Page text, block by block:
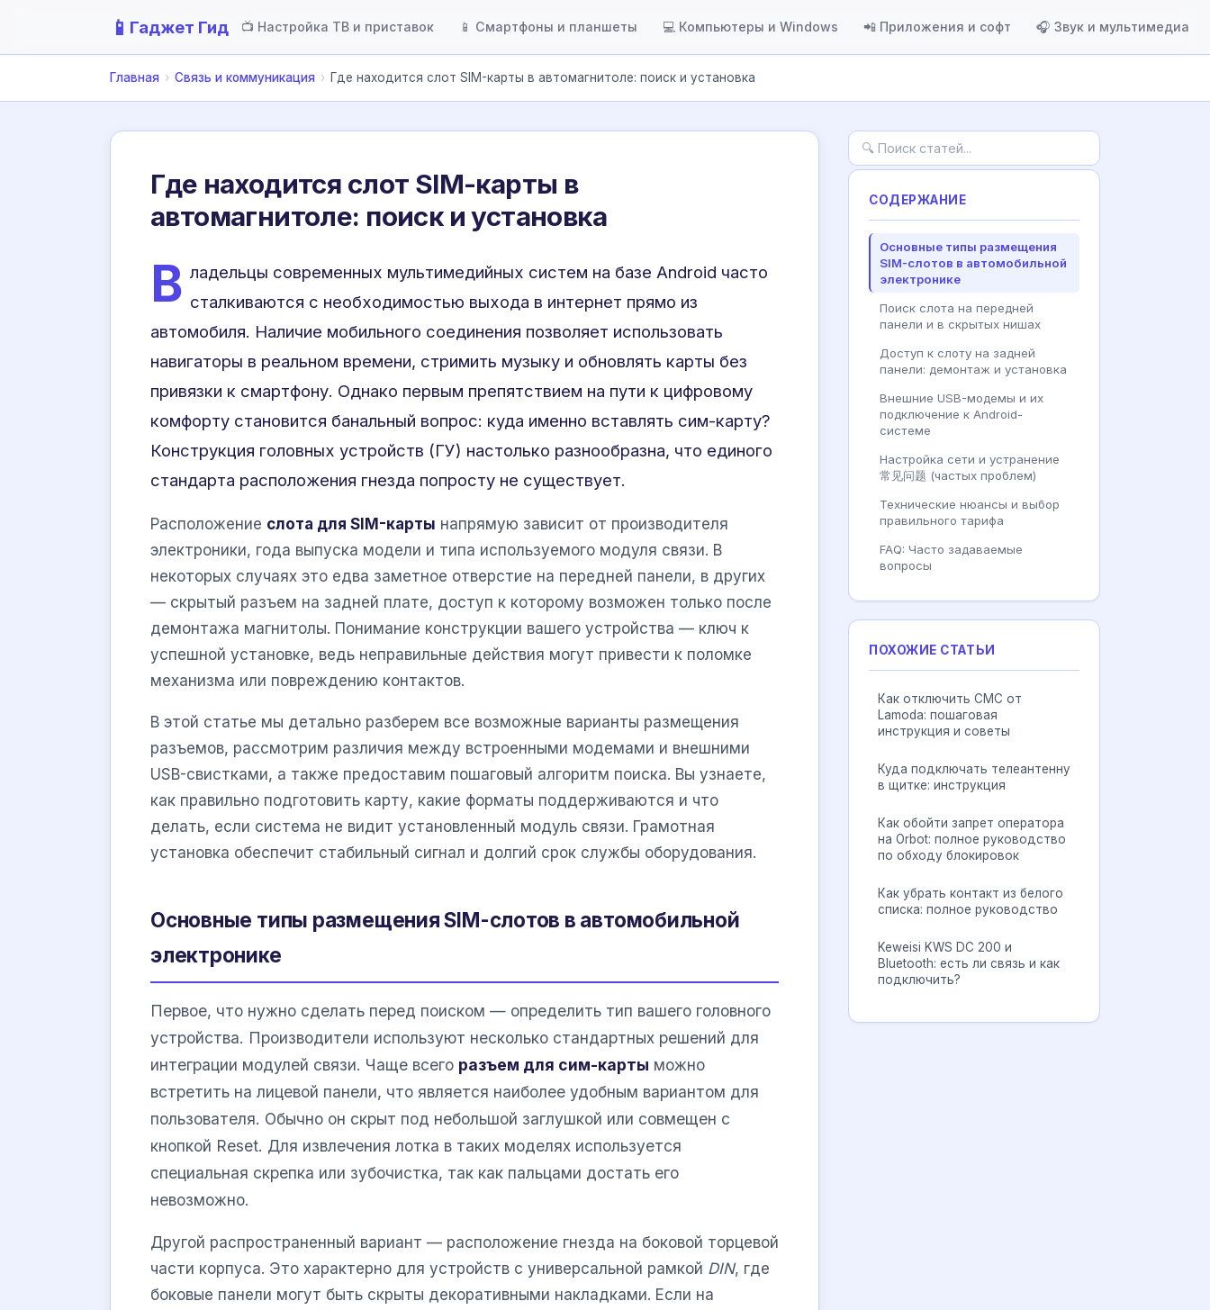
📱 Гаджет Гид 📺 Настройка ТВ и приставок 📱 Смартфоны и планшеты 💻 Компьютеры и Windows 📲 Приложения и софт 🎧 Звук и мультимедиа
Главная › Связь и коммуникация › Где находится слот SIM-карты в автомагнитоле: поиск и установка
Где находится слот SIM-карты в
автомагнитоле: поиск и установка
В ладельцы современных мультимедийных систем на базе Android часто
сталкиваются с необходимостью выхода в интернет прямо из
автомобиля. Наличие мобильного соединения позволяет использовать
навигаторы в реальном времени, стримить музыку и обновлять карты без
привязки к смартфону. Однако первым препятствием на пути к цифровому
комфорту становится банальный вопрос: куда именно вставлять сим-карту?
Конструкция головных устройств (ГУ) настолько разнообразна, что единого
стандарта расположения гнезда попросту не существует.
Расположение слота для SIM-карты напрямую зависит от производителя
электроники, года выпуска модели и типа используемого модуля связи. В
некоторых случаях это едва заметное отверстие на передней панели, в других
— скрытый разъем на задней плате, доступ к которому возможен только после
демонтажа магнитолы. Понимание конструкции вашего устройства — ключ к
успешной установке, ведь неправильные действия могут привести к поломке
механизма или повреждению контактов.
В этой статье мы детально разберем все возможные варианты размещения
разъемов, рассмотрим различия между встроенными модемами и внешними
USB-свистками, а также предоставим пошаговый алгоритм поиска. Вы узнаете,
как правильно подготовить карту, какие форматы поддерживаются и что
делать, если система не видит установленный модуль связи. Грамотная
установка обеспечит стабильный сигнал и долгий срок службы оборудования.
Основные типы размещения SIM-слотов в автомобильной
электронике
Первое, что нужно сделать перед поиском — определить тип вашего головного
устройства. Производители используют несколько стандартных решений для
интеграции модулей связи. Чаще всего разъем для сим-карты можно
встретить на лицевой панели, что является наиболее удобным вариантом для
пользователя. Обычно он скрыт под небольшой заглушкой или совмещен с
кнопкой Reset. Для извлечения лотка в таких моделях используется
специальная скрепка или зубочистка, так как пальцами достать его
невозможно.
Другой распространенный вариант — расположение гнезда на боковой торцевой
части корпуса. Это характерно для устройств с универсальной рамкой DIN, где
боковые панели могут быть скрыты декоративными накладками. Если на
СОДЕРЖАНИЕ
Основные типы размещения
SIM-слотов в автомобильной
электронике
Поиск слота на передней
панели и в скрытых нишах
Доступ к слоту на задней
панели: демонтаж и установка
Внешние USB-модемы и их
подключение к Android-
системе
Настройка сети и устранение
常见问题 (частых проблем)
Технические нюансы и выбор
правильного тарифа
FAQ: Часто задаваемые
вопросы
ПОХОЖИЕ СТАТЬИ
Как отключить СМС от
Lamoda: пошаговая
инструкция и советы
Куда подключать телеантенну
в щитке: инструкция
Как обойти запрет оператора
на Orbot: полное руководство
по обходу блокировок
Как убрать контакт из белого
списка: полное руководство
Keweisi KWS DC 200 и
Bluetooth: есть ли связь и как
подключить?